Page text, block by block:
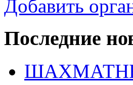
Добавить
Последние